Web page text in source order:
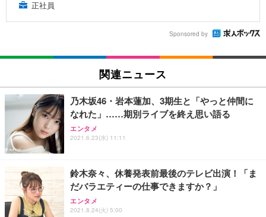
正社員
Sponsored by
関連ニュース
乃木坂46・岩本蓮加、3期生と「やっと仲間に
なれた」……期別ライブを終え思い語る
エンタメ
2021.6.23(水) 11:11
鈴木奈々、休養発表前最後のテレビ出演！「ま
だバラエティーの仕事できますか？」
エンタメ
2021.8.24(火) 5:00